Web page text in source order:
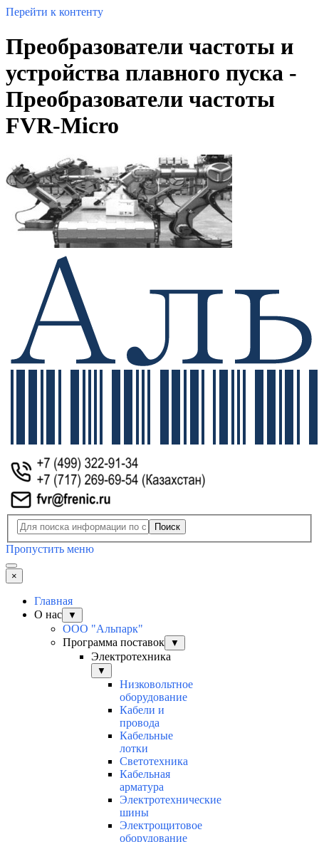
Перейти к контенту
Преобразователи частоты и
устройства плавного пуска -
Преобразователи частоты
FVR-Micro
Поиск
Пропустить меню
×
Главная
О нас
▼
ООО "Альпарк"
Программа поставок
▼
Электротехника
▼
Низковольтное
оборудование
Кабели и
провода
Кабельные
лотки
Светотехника
Кабельная
арматура
Электротехнические
шины
Электрощитовое
оборудование